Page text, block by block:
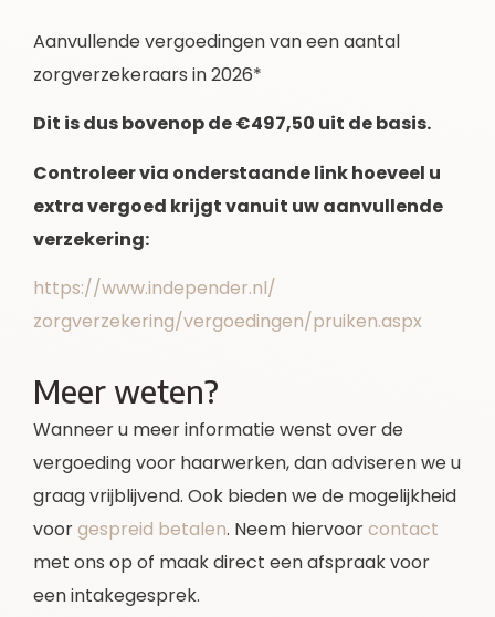
Aanvullende vergoedingen van een aantal
zorgverzekeraars in 2026*
Dit is dus bovenop de €497,50 uit de basis.
Controleer via onderstaande link hoeveel u
extra vergoed krijgt vanuit uw aanvullende
verzekering:
https://www.independer.nl/
zorgverzekering/vergoedingen/pruiken.aspx
Meer weten?
Wanneer u meer informatie wenst over de
vergoeding voor haarwerken, dan adviseren we u
graag vrijblijvend. Ook bieden we de mogelijkheid
voorgespreid betalen. Neem hiervoorcontact
met ons op of maak direct een afspraak voor
een intakegesprek.